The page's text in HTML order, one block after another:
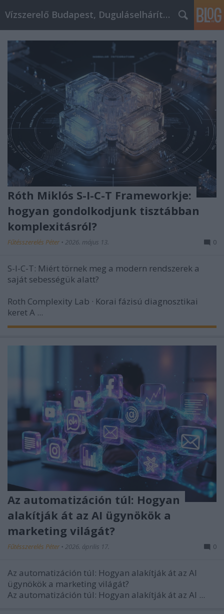
Vízszerelő Budapest, Duguláselhárítás, Gázszerelő
Róth Miklós S-I-C-T Frameworkje:
hogyan gondolkodjunk tisztábban
komplexitásról?
Fűtésszerelés Péter • 2026. május 13. 0
S-I-C-T: Miért törnek meg a modern rendszerek a
saját sebességük alatt?
Roth Complexity Lab · Korai fázisú diagnosztikai
keret A ...
Az automatizáción túl: Hogyan
alakítják át az AI ügynökök a
marketing világát?
Fűtésszerelés Péter • 2026. április 17. 0
Az automatizáción túl: Hogyan alakítják át az AI
ügynökök a marketing világát?
Az automatizáción túl: Hogyan alakítják át az AI ...